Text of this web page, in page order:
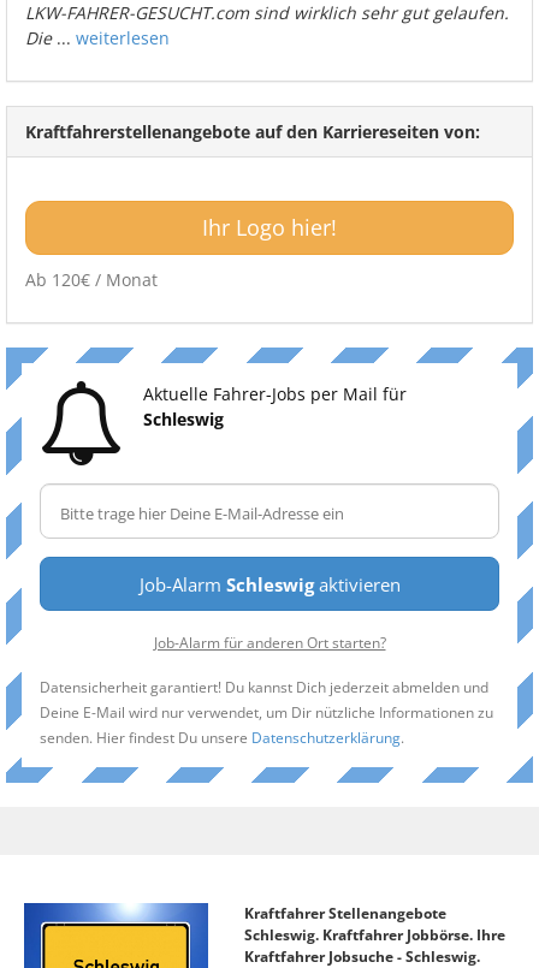
LKW-FAHRER-GESUCHT.com sind wirklich sehr gut gelaufen.
Die... weiterlesen
Kraftfahrerstellenangebote auf den Karriereseiten von:
Ihr Logo hier!
Ab 120€ / Monat
Aktuelle Fahrer-Jobs per Mail für
Schleswig
Job-Alarm Schleswigaktivieren
Job-Alarm für anderen Ort starten?
Datensicherheit garantiert! Du kannst Dich jederzeit abmelden und
Deine E-Mail wird nur verwendet, um Dir nützliche Informationen zu
senden. Hier findest Du unsere Datenschutzerklärung.
Kraftfahrer Stellenangebote
Schleswig. Kraftfahrer Jobbörse. Ihre
Kraftfahrer Jobsuche - Schleswig.